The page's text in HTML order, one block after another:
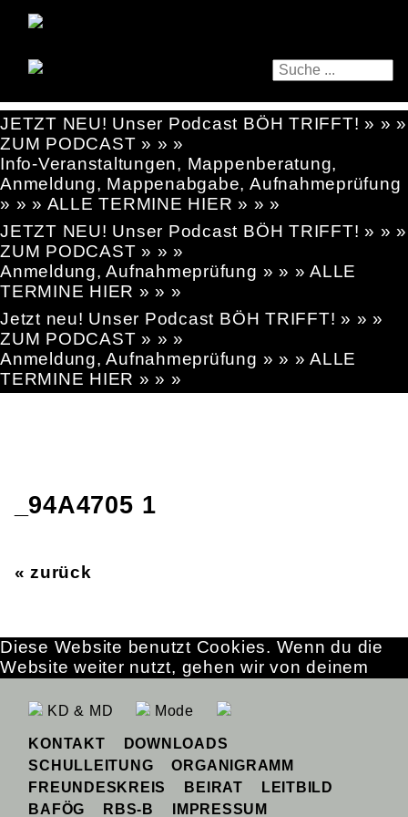
JETZT NEU! Unser Podcast BÖH TRIFFT! » » »
ZUM PODCAST » » »
Info-Veranstaltungen, Mappenberatung,
Anmeldung, Mappenabgabe, Aufnahmeprüfung
» » » ALLE TERMINE HIER » » »
JETZT NEU! Unser Podcast BÖH TRIFFT! » » »
ZUM PODCAST » » »
Anmeldung, Aufnahmeprüfung » » » ALLE
TERMINE HIER » » »
Jetzt neu! Unser Podcast BÖH TRIFFT! » » »
ZUM PODCAST » » »
Anmeldung, Aufnahmeprüfung » » » ALLE
TERMINE HIER » » »
_94A4705 1
« zurück
KD & MD Mode
KONTAKT
DOWNLOADS
SCHULLEITUNG
ORGANIGRAMM
FREUNDESKREIS
BEIRAT
LEITBILD
BAFÖG
RBS-B IMPRESSUM
Diese Website benutzt Cookies. Wenn du die
Website weiter nutzt, gehen wir von deinem